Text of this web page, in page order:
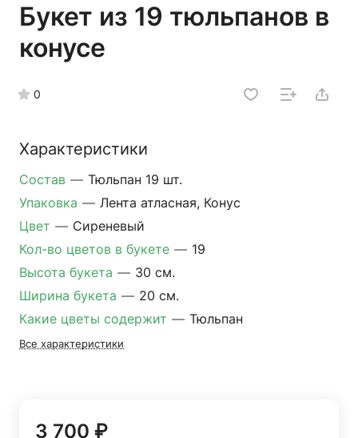
Букет из 19 тюльпанов в
конусе
0
Характеристики
Состав — Тюльпан 19 шт.
Упаковка — Лента атласная, Конус
Цвет — Сиреневый
Кол-во цветов в букете — 19
Высота букета — 30 см.
Ширина букета — 20 см.
Какие цветы содержит — Тюльпан
Все характеристики
3 700 ₽